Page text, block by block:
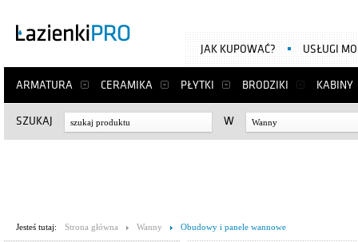
ARMATURA CERAMIKA PŁYTKI BRODZIKI KABINY
JAK KUPOWAĆ? USŁUGI
SZUKAJ W Wanny
Jesteś tutaj: Strona główna Wanny Obudowy i panele wannowe